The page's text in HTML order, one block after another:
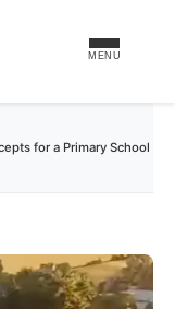
MENU
for a Primary School